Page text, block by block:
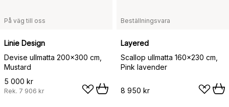
På väg till oss
Linie Design
Devise ullmatta 200x300 cm,
Mustard
5 000 kr
Rek. 7 906 kr
Beställningsvara
Layered
Scallop ullmatta 160x230 cm,
Pink lavender
8 950 kr